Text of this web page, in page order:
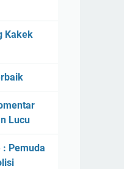
Kakek
Lucu
Pemuda